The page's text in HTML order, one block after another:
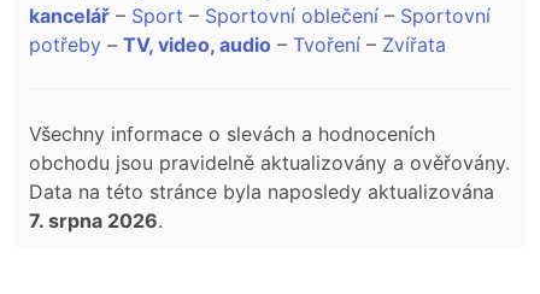
kancelář – Sport – Sportovní oblečení – Sportovní
potřeby – TV, video, audio – Tvoření – Zvířata
Všechny informace o slevách a hodnoceních
obchodu jsou pravidelně aktualizovány a ověřovány.
Data na této stránce byla naposledy aktualizována
7. srpna 2026.